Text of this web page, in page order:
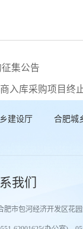
集公告
入库采购项目终
建设厅
合肥城
我们
肥市包河经济开发区花